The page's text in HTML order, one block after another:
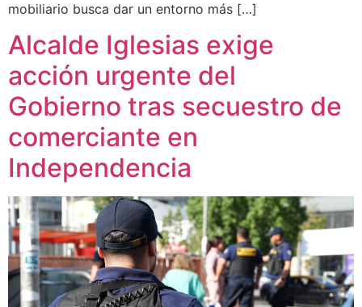
mobiliario busca dar un entorno más […]
Alcalde Iglesias exige
acción urgente del
Gobierno tras secuestro de
comerciante en
Independencia